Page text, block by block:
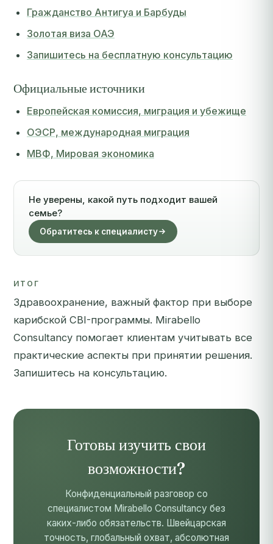
Гражданство Антигуа и Барбуды
Золотая виза ОАЭ
Запишитесь на бесплатную консультацию
Официальные источники
Европейская комиссия, миграция и убежище
ОЭСР, международная миграция
МВФ, Мировая экономика
Не уверены, какой путь подходит вашей
семье?
Обратитесь к специалисту
ИТОГ
Здравоохранение, важный фактор при выборе
карибской CBI-программы. Mirabello
Consultancy помогает клиентам учитывать все
практические аспекты при принятии решения.
Запишитесь на консультацию.
Готовы изучить свои
возможности?
Конфиденциальный разговор со
специалистом Mirabello Consultancy без
каких-либо обязательств. Швейцарская
точность, глобальный охват, абсолютная